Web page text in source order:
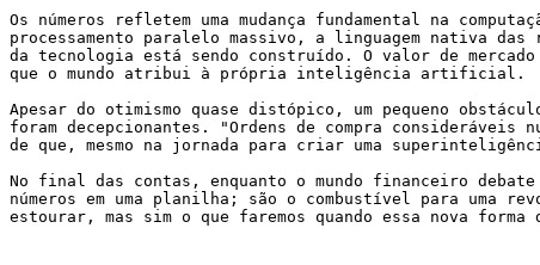
Os números refletem uma mudança fundamental na
processamento paralelo massivo, a linguagem nativa
da tecnologia está sendo construído. O valor de
que o mundo atribui à própria inteligência artificial.
Apesar do otimismo quase distópico, um pequeno
foram decepcionantes. "Ordens de compra
de que, mesmo na jornada para criar uma
No final das contas, enquanto o mundo financeiro
números em uma planilha; são o combustível para uma
estourar, mas sim o que faremos quando essa nova